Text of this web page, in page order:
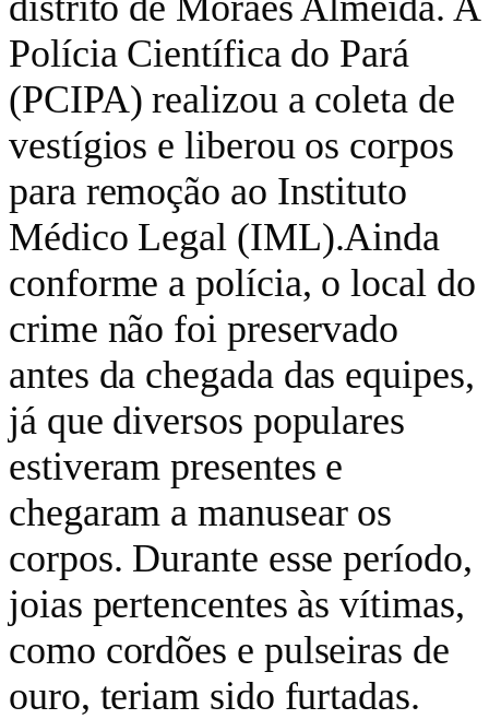
Polícia Científica do Pará
(PCIPA) realizou a coleta de
vestígios e liberou os corpos
para remoção ao Instituto
Médico Legal (IML).Ainda
conforme a polícia, o local do
crime não foi preservado
antes da chegada das equipes,
já que diversos populares
estiveram presentes e
chegaram a manusear os
corpos. Durante esse período,
joias pertencentes às vítimas,
como cordões e pulseiras de
ouro, teriam sido furtadas.